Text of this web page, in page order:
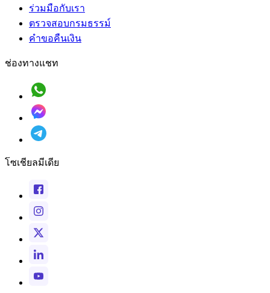
ร่วมมือกับเรา
ตรวจสอบกรมธรรม์
คำขอคืนเงิน
ช่องทางแชท
โซเชียลมีเดีย